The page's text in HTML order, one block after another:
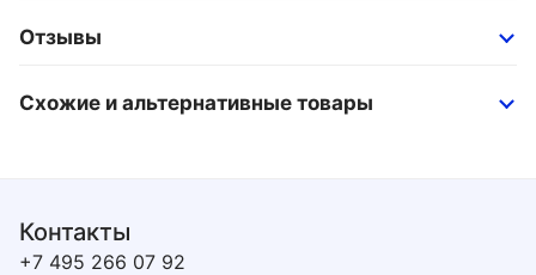
Отзывы
Схожие и альтернативные товары
Контакты
+7 495 266 07 92